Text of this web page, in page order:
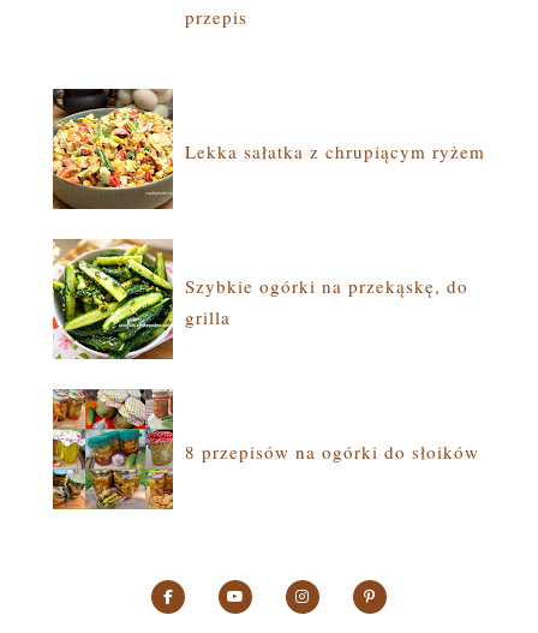
przepis
Lekka sałatka z chrupiącym ryżem
Szybkie ogórki na przekąskę, do
grilla
8 przepisów na ogórki do słoików